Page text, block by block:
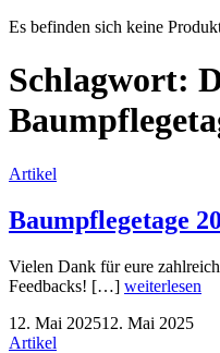
Es befinden sich keine
Schlagwort:
Artikel
Baumpflegetage
Vielen Dank für eure
Feedbacks! […] weiterlesen
12. Mai 202512. Mai 2025
Artikel